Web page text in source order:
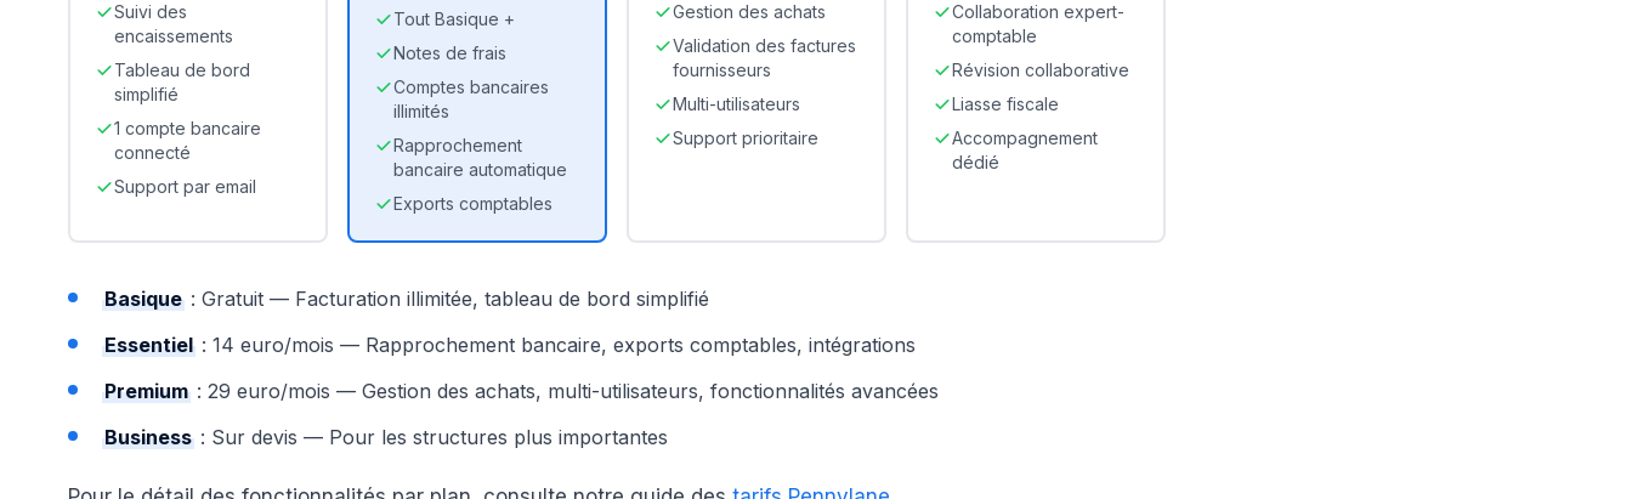
Suivi des
encaissements
Tableau de bord
simplifié
1 compte bancaire
connecté
Support par email
Tout Basique +
Notes de frais
Comptes bancaires
illimités
Rapprochement
bancaire automatique
Exports comptables
Gestion des achats
Validation des factures
fournisseurs
Multi-utilisateurs
Support prioritaire
Collaboration expert-
comptable
Révision collaborative
Liasse fiscale
Accompagnement
dédié
Basique : Gratuit — Facturation illimitée, tableau de bord simplifié
Essentiel : 14 euro/mois — Rapprochement bancaire, exports comptables, intégrations
Premium : 29 euro/mois — Gestion des achats, multi-utilisateurs, fonctionnalités avancées
Business : Sur devis — Pour les structures plus importantes